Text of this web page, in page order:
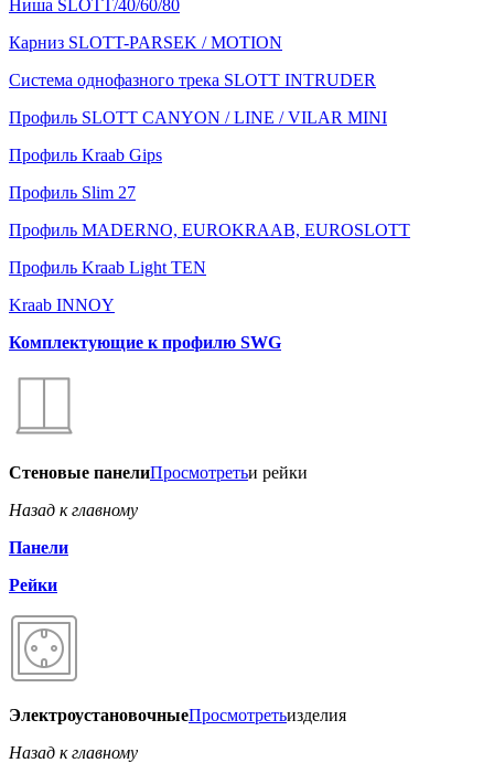
Ниша SLOTT/40/60/80
Карниз SLOTT-PARSEK / MOTION
Система однофазного трека SLOTT INTRUDER
Профиль SLOTT CANYON / LINE / VILAR MINI
Профиль Kraab Gips
Профиль Slim 27
Профиль MADERNO, EUROKRAAB, EUROSLOTT
Профиль Kraab Light TEN
Kraab INNOY
Комплектующие к профилю SWG
Стеновые панелиПросмотретьи рейки
Назад к главному
Панели
Рейки
ЭлектроустановочныеПросмотретьизделия
Назад к главному